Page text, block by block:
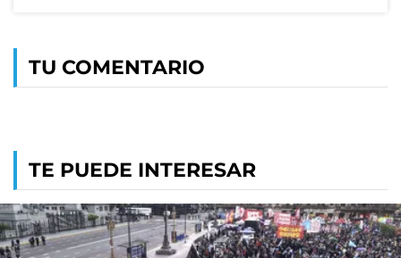
TU COMENTARIO
TE PUEDE INTERESAR